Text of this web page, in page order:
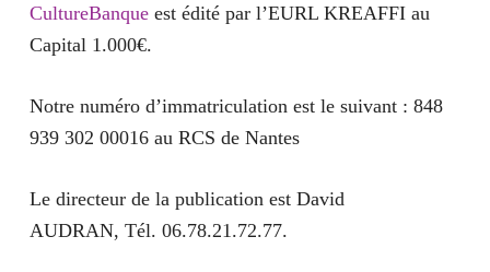
CultureBanqueest édité par l’EURL KREAFFI au
Capital 1.000€.
Notre numéro d’immatriculation est le suivant : 848
939 302 00016 au RCS de Nantes
Le directeur de la publication est David
AUDRAN, Tél. 06.78.21.72.77.